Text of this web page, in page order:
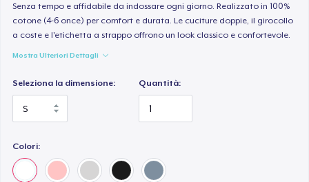
Senza tempo e affidabile da indossare ogni giorno. Realizzato in 100%
cotone (4-6 once) per comfort e durata. Le cuciture doppie, il girocollo
a coste e l'etichetta a strappo offrono un look classico e confortevole.
Mostra Ulteriori Dettagli
Seleziona la dimensione: Quantità:
Colori: